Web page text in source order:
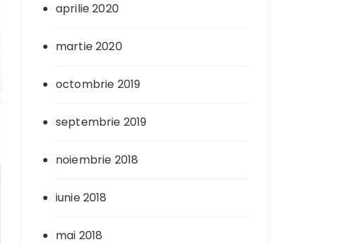
aprilie 2020
martie 2020
octombrie 2019
septembrie 2019
noiembrie 2018
iunie 2018
mai 2018